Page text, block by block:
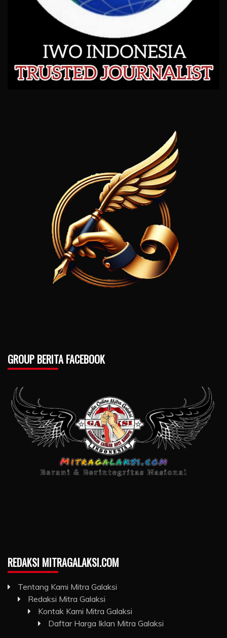
GROUP BERITA FACEBOOK
REDAKSI MITRAGALAKSI.COM
Tentang Kami Mitra Galaksi
Redaksi Mitra Galaksi
Kontak Kami Mitra Galaksi
Daftar Harga Iklan Mitra Galaksi